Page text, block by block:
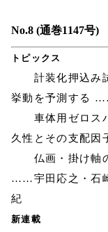
No.8 (通巻1147号)
トピックス
計装化押込み試
挙動を予測する
車体用ゼロスパ
久性とその支配
仏画・掛け軸
……宇田応之・石
紀
新連載